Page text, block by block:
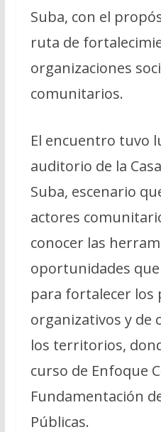
Suba, con el
ruta de
organizaciones
comunitarios.
El encuentro tuvo
auditorio de la
Suba, escenario
actores
conocer las
oportunidades
para fortalecer los
organizativos y de
los territorios,
curso de Enfoque
Fundamentación
Públicas.